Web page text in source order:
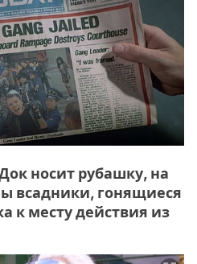
носит рубашку, на
всадники, гонящиеся
к месту действия из